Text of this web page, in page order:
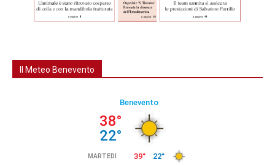
Il Meteo Benevento